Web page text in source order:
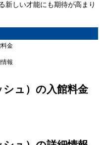
新しい才能にも期待が高まり
金
報
ュ）の入館料金